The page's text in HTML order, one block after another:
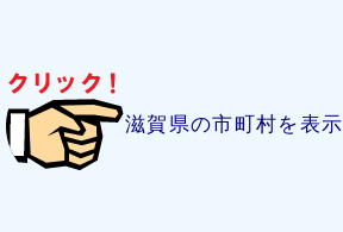
滋賀県の市町村を表示